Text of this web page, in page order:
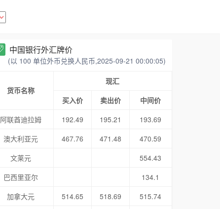
中国银行外汇牌价
(以 100 单位外币兑换人民币,2025-09-21 00:00:05)
货币名称
现汇
买入价
卖出价
中间价
阿联酋迪拉姆
192.49 195.21
193.69
澳大利亚元
467.76 471.48
470.59
文莱元
554.43
巴西里亚尔
134.1
加拿大元
514.65 518.69
515.74